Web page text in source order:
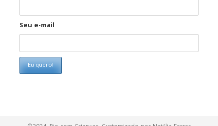
Seu e-mail